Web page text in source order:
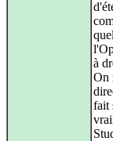
à
On
fait